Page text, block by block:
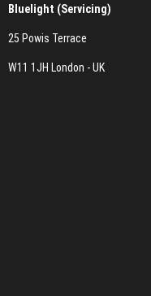
Bluelight (Servicing)
25 Powis Terrace
W11 1JH London - UK